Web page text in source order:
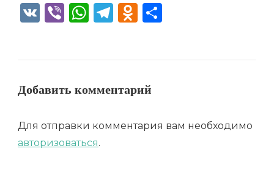
VK ViberWhatsApp
Telegram
Odnoklassniki
Добавить комментарий
Для отправки комментария вам необходимо
авторизоваться.